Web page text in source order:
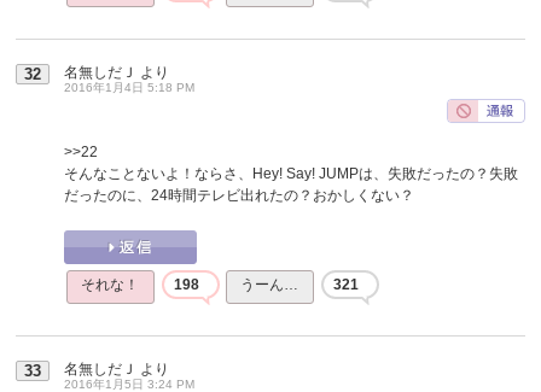
32 名無しだＪ より
2016年1月4日 5:18 PM
>>22
そんなことないよ！ならさ、Hey! Say! JUMPは、失敗だったの？失敗
だったのに、24時間テレビ出れたの？おかしくない？
それな！ 198 うーん… 321
33 名無しだＪ より
2016年1月5日 3:24 PM